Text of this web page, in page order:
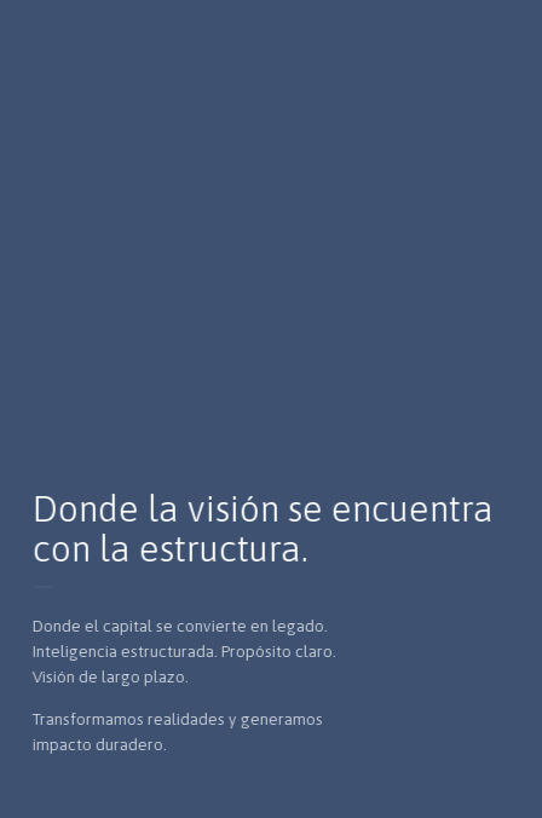
Donde la visión se encuentra
con la estructura.
Donde el capital se convierte en legado.
Inteligencia estructurada. Propósito claro.
Visión de largo plazo.
Transformamos realidades y generamos
impacto duradero.